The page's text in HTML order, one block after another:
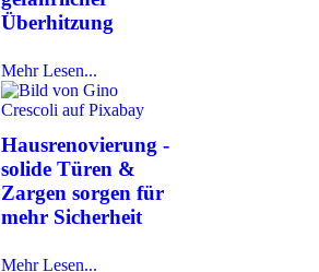
Überhitzung
Mehr Lesen...
Hausrenovierung -
solide Türen &
Zargen sorgen für
mehr Sicherheit
Mehr Lesen...